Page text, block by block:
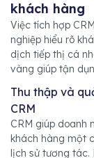
khách hàng
Việc tích hợp
nghiệp hiểu rõ
dịch tiếp thị cá
vàng giúp tận
Thu thập và
CRM
CRM giúp doanh
khách hàng một
lịch sử tương tác.